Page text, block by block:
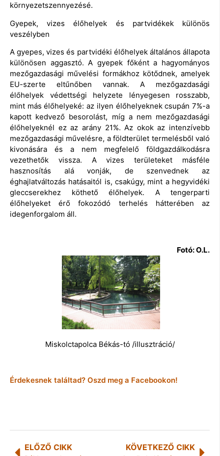
környezetszennyezésé.
Gyepek, vizes élőhelyek és partvidékek különös
veszélyben
A gyepes, vizes és partvidéki élőhelyek általános állapota
különösen aggasztó. A gyepek főként a hagyományos
mezőgazdasági művelési formákhoz kötődnek, amelyek
EU-szerte eltűnőben vannak. A mezőgazdasági
élőhelyek védettségi helyzete lényegesen rosszabb,
mint más élőhelyeké: az ilyen élőhelyeknek csupán 7%-a
kapott kedvező besorolást, míg a nem mezőgazdasági
élőhelyeknél ez az arány 21%. Az okok az intenzívebb
mezőgazdasági művelésre, a földterület termelésből való
kivonására és a nem megfelelő földgazdálkodásra
vezethetők vissza. A vizes területeket másféle
hasznosítás alá vonják, de szenvednek az
éghajlatváltozás hatásaitól is, csakúgy, mint a hegyvidéki
gleccserekhez köthető élőhelyek. A tengerparti
élőhelyeket érő fokozódó terhelés hátterében az
idegenforgalom áll.
Fotó: O.L.
Miskolctapolca Békás-tó /illusztráció/
Érdekesnek találtad? Oszd meg a Facebookon!
ELŐZŐ CIKK KÖVETKEZŐ CIKK